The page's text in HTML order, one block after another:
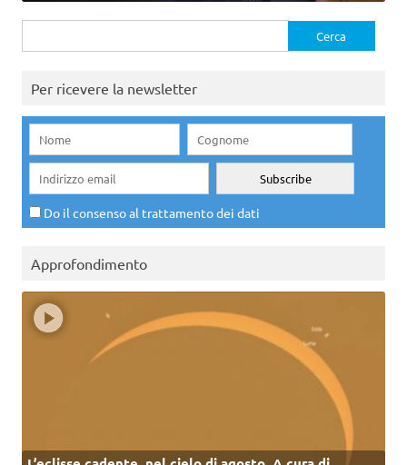
per:
Per ricevere la newsletter
Do il consenso al trattamento dei dati
Approfondimento